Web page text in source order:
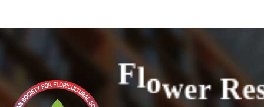
Flower Re